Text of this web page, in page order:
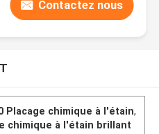
Contactez nous
Placage chimique à l'étain,
chimique à l'étain brillant